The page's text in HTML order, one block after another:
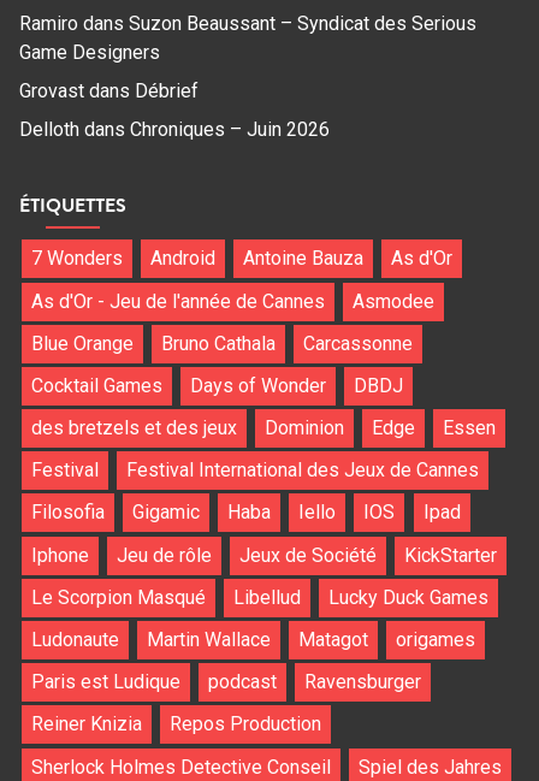
Ramiro dans Suzon Beaussant – Syndicat des Serious
Game Designers
Grovast dans Débrief
Delloth dans Chroniques – Juin 2026
ÉTIQUETTES
7 Wonders Android Antoine Bauza
As d'Or
As d'Or - Jeu de l'année de Cannes
Asmodee
Blue Orange
Bruno Cathala
Carcassonne
Cocktail Games
Days of Wonder
DBDJ
des bretzels et des jeux
Dominion Edge
Essen
Festival
Festival International des Jeux de Cannes
Filosofia
Gigamic Haba Iello IOS
Ipad
Iphone
Jeu de rôle Jeux de Société
KickStarter
Le Scorpion Masqué
Libellud
Lucky Duck Games
Ludonaute
Martin Wallace Matagot
origames
Paris est Ludique
podcast
Ravensburger
Reiner Knizia
Repos Production
Sherlock Holmes Detective Conseil
Spiel des Jahres